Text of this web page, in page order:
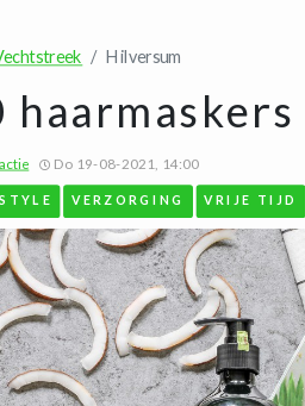
Hilversum
haarmaskers
Do 19-08-2021, 14:00
VERZORGING VRIJE TIJD